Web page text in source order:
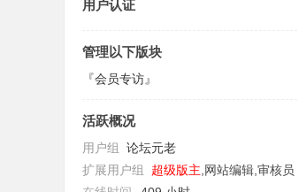
用户认证
管理以下版块
『会员专访』
活跃概况
用户组 论坛元老
扩展用户组 超级版主 ,网站编辑,审核员